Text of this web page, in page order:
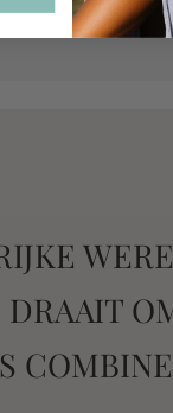
resultaten gevonden.